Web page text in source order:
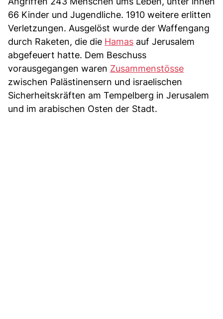
66 Kinder und Jugendliche. 1910 weitere erlitten
Verletzungen. Ausgelöst wurde der Waffengang
durch Raketen, die die Hamas auf Jerusalem
abgefeuert hatte. Dem Beschuss
vorausgegangen waren Zusammenstösse
zwischen Palästinensern und israelischen
Sicherheitskräften am Tempelberg in Jerusalem
und im arabischen Osten der Stadt.